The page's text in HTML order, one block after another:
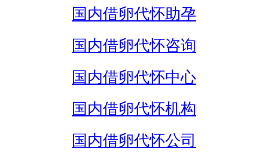
国内借卵代怀助孕
国内借卵代怀咨询
国内借卵代怀中心
国内借卵代怀机构
国内借卵代怀公司